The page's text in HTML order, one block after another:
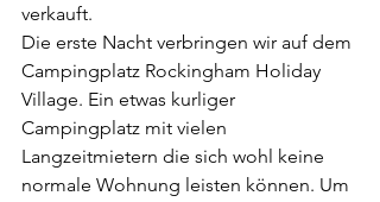
verkauft.
Die erste Nacht verbringen wir auf dem
Campingplatz Rockingham Holiday
Village. Ein etwas kurliger
Campingplatz mit vielen
Langzeitmietern die sich wohl keine
normale Wohnung leisten können. Um